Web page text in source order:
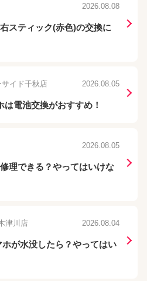
2026.08.08
スティック(赤色)の交換に
イド千秋店 2026.08.05
電池交換がおすすめ！
2026.08.05
理できる？やってはいけな
津川店 2026.08.04
ホが水没したら？やってはい